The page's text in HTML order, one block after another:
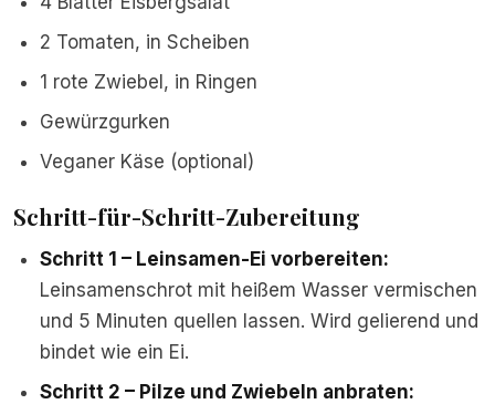
2 Tomaten, in Scheiben
1 rote Zwiebel, in Ringen
Gewürzgurken
Veganer Käse (optional)
Schritt-für-Schritt-Zubereitung
Schritt 1 – Leinsamen-Ei vorbereiten:
Leinsamenschrot mit heißem Wasser vermischen
und 5 Minuten quellen lassen. Wird gelierend und
bindet wie ein Ei.
Schritt 2 – Pilze und Zwiebeln anbraten: